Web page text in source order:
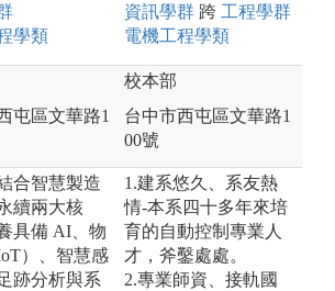
學類
資訊學群 跨 工程學群
電機工程學類
屯區文華路1
校本部
台中市西屯區文華路1
00號
合智慧製造
續兩大核
具備 AI、物
）、智慧感
跡分析與系
1.建系悠久、系友熱
情-本系四十多年來培
育的自動控制專業人
才，斧鑿處處。
2.專業師資、接軌國